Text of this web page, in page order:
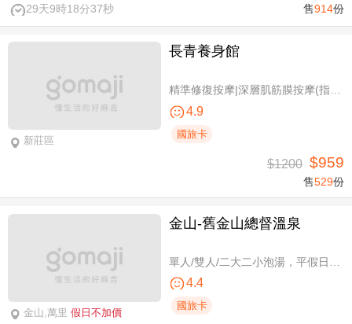
29天9時18分37秒 售914份
新莊區
長青養身館
精準修復按摩|深層肌筋膜按摩(指壓/指油壓 二選一)+(滑罐/舒刮 二選一)全程75分(手技75分)
4.9
國旅卡
$1200 $959
售529份
金山,萬里 假日不加價
金山-舊金山總督溫泉
4.4
國旅卡